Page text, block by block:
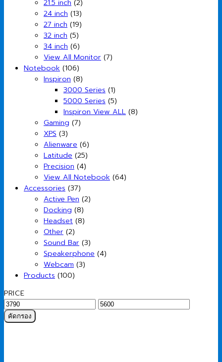
21.5 inch (2)
24 inch (13)
27 inch (19)
32 inch (5)
34 inch (6)
View All Monitor (7)
Notebook (106)
Inspiron (8)
3000 Series (1)
5000 Series (5)
Inspiron View ALL (8)
Gaming (7)
XPS (3)
Alienware (6)
Latitude (25)
Precision (4)
View All Notebook (64)
Accessories (37)
Active Pen (2)
Docking (8)
Headset (8)
Other (2)
Sound Bar (3)
Speakerphone (4)
Webcam (3)
Products (100)
PRICE
ราคา
ต่ำ
สุด
ราคา
คัดกรอง